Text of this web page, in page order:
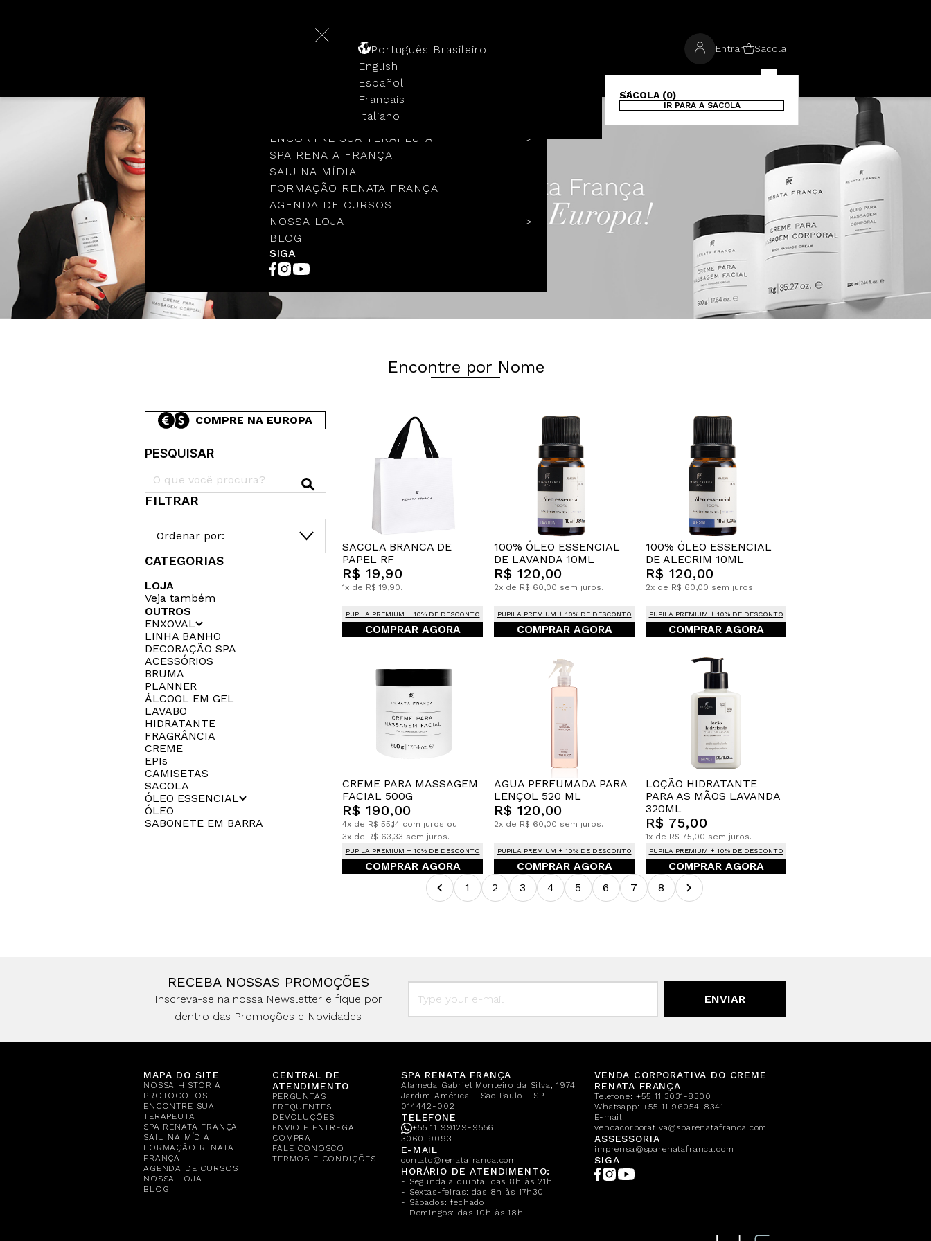
NOSSA HISTÓRIA
ENCONTRE SUA TERAPEUTA
SPA RENATA FRANÇA
SAIU NA MÍDIA
FORMAÇÃO RENATA FRANÇA
AGENDA DE CURSOS
NOSSA LOJA
BLOG
SIGA
Português Brasileiro
English
Español
Français
Italiano
Entrar Sacola
SACOLA (0)
IR PARA A SACOLA
Encontre por Nome
COMPRE NA EUROPA
PESQUISAR
FILTRAR
Ordenar por:
CATEGORIAS
LOJA
Veja também
OUTROS
ENXOVAL
LINHA BANHO
DECORAÇÃO SPA
ACESSÓRIOS
BRUMA
PLANNER
ÁLCOOL EM GEL
LAVABO
HIDRATANTE
FRAGRÂNCIA
CREME
EPIs
CAMISETAS
SACOLA
ÓLEO ESSENCIAL
ÓLEO
SABONETE EM BARRA
SACOLA BRANCA DE
PAPEL RF
R$ 19,90
1x de R$ 19,90.
PUPILA PREMIUM + 10% DE DESCONTO
COMPRAR AGORA
100% ÓLEO ESSENCIAL
DE LAVANDA 10ML
R$ 120,00
2x de R$ 60,00 sem juros.
PUPILA PREMIUM + 10% DE DESCONTO
COMPRAR AGORA
100% ÓLEO ESSENCIAL
DE ALECRIM 10ML
R$ 120,00
2x de R$ 60,00 sem juros.
PUPILA PREMIUM + 10% DE DESCONTO
COMPRAR AGORA
CREME PARA MASSAGEM
FACIAL 500G
R$ 190,00
4x de R$ 55,14 com juros ou
3x de R$ 63,33 sem juros.
PUPILA PREMIUM + 10% DE DESCONTO
COMPRAR AGORA
AGUA PERFUMADA PARA
LENÇOL 520 ML
R$ 120,00
2x de R$ 60,00 sem juros.
PUPILA PREMIUM + 10% DE DESCONTO
COMPRAR AGORA
LOÇÃO HIDRATANTE
PARA AS MÃOS LAVANDA
320ML
R$ 75,00
1x de R$ 75,00 sem juros.
PUPILA PREMIUM + 10% DE DESCONTO
COMPRAR AGORA
1
2 3 4 5 6 7 8
RECEBA NOSSAS PROMOÇÕES
Inscreva-se na nossa Newsletter e fique por
dentro das Promoções e Novidades
ENVIAR
MAPA DO SITE
NOSSA HISTÓRIA
PROTOCOLOS
ENCONTRE SUA
TERAPEUTA
SPA RENATA FRANÇA
SAIU NA MÍDIA
FORMAÇÃO RENATA
FRANÇA
AGENDA DE CURSOS
NOSSA LOJA
BLOG
CENTRAL DE
ATENDIMENTO
PERGUNTAS
FREQUENTES
DEVOLUÇÕES
ENVIO E ENTREGA
COMPRA
FALE CONOSCO
TERMOS E CONDIÇÕES
SPA RENATA FRANÇA
Alameda Gabriel Monteiro da Silva, 1974
Jardim América - São Paulo - SP -
014442-002
TELEFONE
+55 11 99129-9556
3060-9093
E-MAIL
contato@renatafranca.com
HORÁRIO DE ATENDIMENTO:
- Segunda a quinta: das 8h às 21h
- Sextas-feiras: das 8h às 17h30
- Sábados: fechado
- Domingos: das 10h às 18h
VENDA CORPORATIVA DO CREME
RENATA FRANÇA
Telefone:+55 11 3031-8300
Whatsapp:+55 11 96054-8341
E-mail:
vendacorporativa@sparenatafranca.com
ASSESSORIA
imprensa@sparenatafranca.com
SIGA